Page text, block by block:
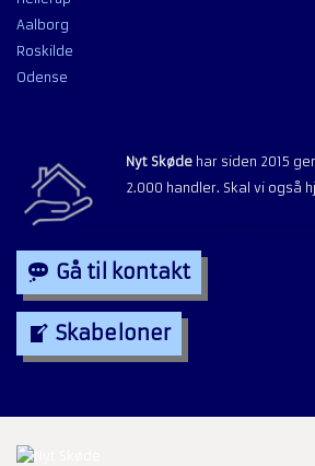
Aalborg
Roskilde
Odense
Nyt Skøde har siden 2015
2.000 handler. Skal vi også
Gå til kontakt
Skabeloner